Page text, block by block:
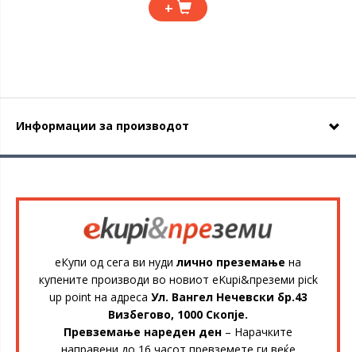
+
Информации за производот
еКупи од сега ви нуди лично преземање на
купените производи во новиот eKupi&преземи pick
up point на адреса Ул. Вангел Нечевски бр.43
Визбегово, 1000 Скопје.
Превземање нареден ден – Нарачките